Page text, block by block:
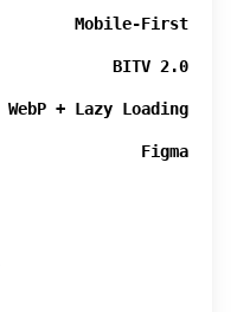
Mobile-First
BITV 2.0
WebP + Lazy Loading
Figma